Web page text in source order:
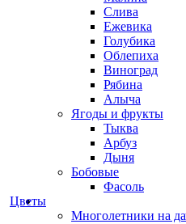
Слива
Ежевика
Голубика
Облепиха
Виноград
Рябина
Алыча
Ягоды и фрукты
Тыква
Арбуз
Дыня
Бобовые
Фасоль
Цветы
Многолетники на